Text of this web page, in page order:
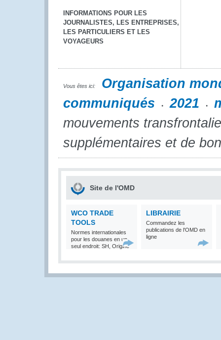
INFORMATIONS POUR LES
JOURNALISTES, LES ENTREPRISES,
LES PARTICULIERS ET LES
VOYAGEURS
Vous êtes ici:
Organisation
communiqués
2021
mouvements
supplémentaires et de
Site de l'OMD
WCO TRADE
TOOLS
Normes internationales
pour les douanes en un
seul endroit: SH, Origine
LIBRAIRIE
Commandez les
publications de l'OMD en
ligne